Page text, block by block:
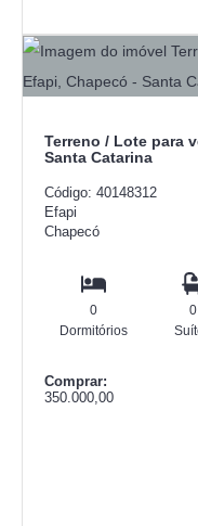
Terreno / Lote para
Santa Catarina
Código: 40148312
Efapi
Chapecó
0
Dormitórios
0
Comprar:
350.000,00